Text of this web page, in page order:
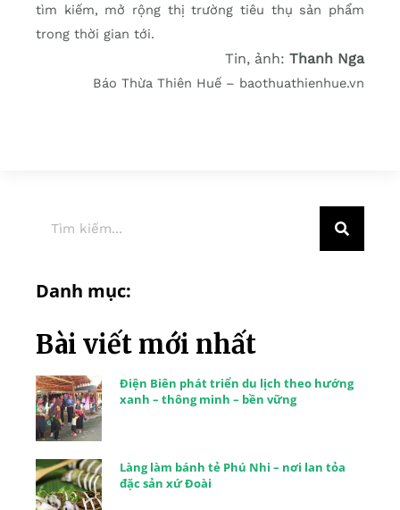
tìm kiếm, mở rộng thị trường tiêu thụ sản phẩm
trong thời gian tới.
Tin, ảnh: Thanh Nga
Báo Thừa Thiên Huế – baothuathienhue.vn
Danh mục:
Bài viết mới nhất
Điện Biên phát triển du lịch theo hướng
xanh – thông minh – bền vững
Làng làm bánh tẻ Phú Nhi – nơi lan tỏa
đặc sản xứ Đoài